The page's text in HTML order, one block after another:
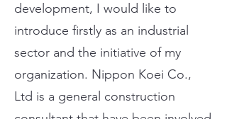
development, I would like to
introduce firstly as an industrial
sector and the initiative of my
organization. Nippon Koei Co.,
Ltd is a general construction